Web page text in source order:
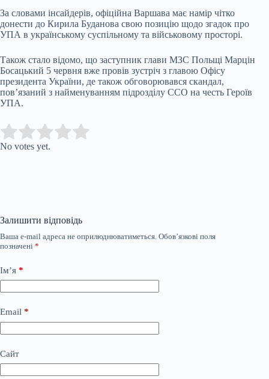
За словами інсайдерів, офіційна Варшава має намір чітко
донести до Кирила Буданова свою позицію щодо згадок про
УПА в українському суспільному та військовому просторі.
Також стало відомо, що заступник глави МЗС Польщі Марцін
Босацький 5 червня вже провів зустріч з главою Офісу
президента України, де також обговорювався скандал,
пов’язаний з найменуванням підрозділу ССО на честь Героїв
УПА.
Rate this item:
No votes yet.
Залишити відповідь
Ваша e-mail адреса не оприлюднюватиметься. Обов’язкові поля
позначені *
Ім’я *
Email *
Сайт